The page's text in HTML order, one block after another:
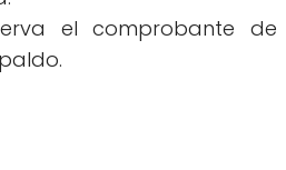
el comprobante de